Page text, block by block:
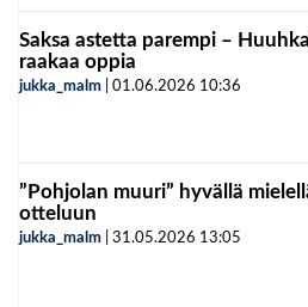
Saksa astetta parempi –
raakaa oppia
jukka_malm 01.06.2026 10:36
”Pohjolan muuri” hyvällä
otteluun
jukka_malm 31.05.2026 13:05